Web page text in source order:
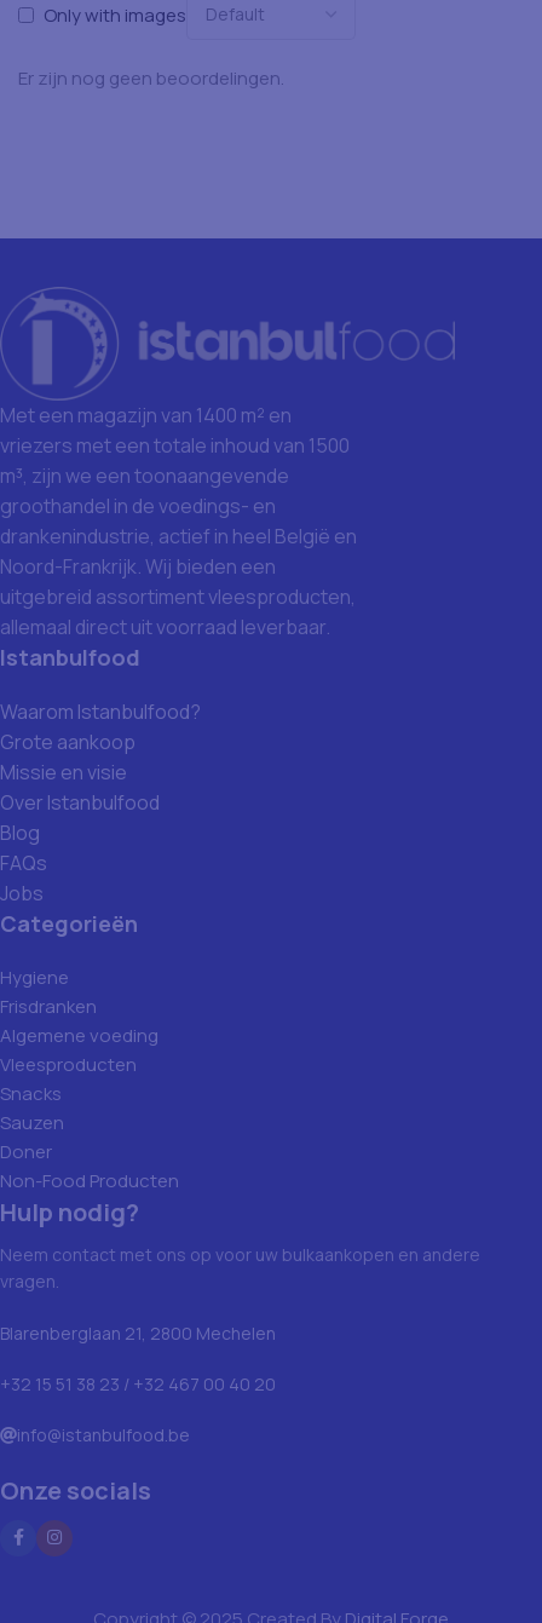
Only with images
Er zijn nog geen beoordelingen.
Met een magazijn van 1400 m² en
vriezers met een totale inhoud van 1500
m³, zijn we een toonaangevende
groothandel in de voedings- en
drankenindustrie, actief in heel België en
Noord-Frankrijk. Wij bieden een
uitgebreid assortiment vleesproducten,
allemaal direct uit voorraad leverbaar.
Istanbulfood
Waarom Istanbulfood?
Grote aankoop
Missie en visie
Over Istanbulfood
Blog
FAQs
Jobs
Categorieën
Hygiene
Frisdranken
Algemene voeding
Vleesproducten
Snacks
Sauzen
Doner
Non-Food Producten
Hulp nodig?
Neem contact met ons op voor uw bulkaankopen en andere
vragen.
Blarenberglaan 21, 2800 Mechelen
+32 15 51 38 23 / +32 467 00 40 20
info@istanbulfood.be
Onze socials